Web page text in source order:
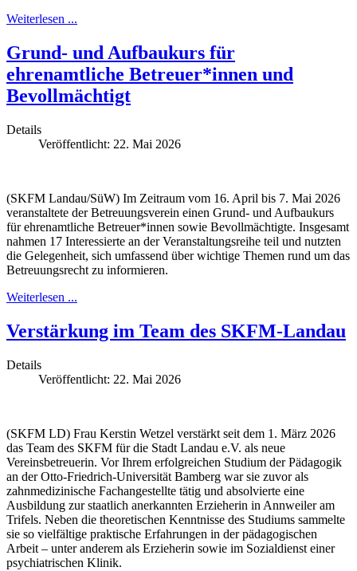
Weiterlesen ...
Grund- und Aufbaukurs für
ehrenamtliche Betreuer*innen und
Bevollmächtigt
Details
Veröffentlicht: 22. Mai 2026
(SKFM Landau/SüW) Im Zeitraum vom 16. April bis 7. Mai 2026
veranstaltete der Betreuungsverein einen Grund- und Aufbaukurs
für ehrenamtliche Betreuer*innen sowie Bevollmächtigte. Insgesamt
nahmen 17 Interessierte an der Veranstaltungsreihe teil und nutzten
die Gelegenheit, sich umfassend über wichtige Themen rund um das
Betreuungsrecht zu informieren.
Weiterlesen ...
Verstärkung im Team des SKFM-Landau
Details
Veröffentlicht: 22. Mai 2026
(SKFM LD) Frau Kerstin Wetzel verstärkt seit dem 1. März 2026
das Team des SKFM für die Stadt Landau e.V. als neue
Vereinsbetreuerin. Vor Ihrem erfolgreichen Studium der Pädagogik
an der Otto-Friedrich-Universität Bamberg war sie zuvor als
zahnmedizinische Fachangestellte tätig und absolvierte eine
Ausbildung zur staatlich anerkannten Erzieherin in Annweiler am
Trifels. Neben die theoretischen Kenntnisse des Studiums sammelte
sie so vielfältige praktische Erfahrungen in der pädagogischen
Arbeit – unter anderem als Erzieherin sowie im Sozialdienst einer
psychiatrischen Klinik.